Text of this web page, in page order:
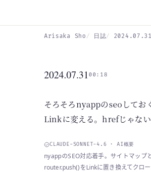
Arisaka Sho 日誌 2024.07.31
2024.07.31 00:18
そろそろnyappのseoしてお
Linkに変える。hrefじゃな
CLAUDE-SONNET-4.6 · AI概要
nyappのSEO対応着手。サイトマップ
router.push()をLinkに置き換えてクロ